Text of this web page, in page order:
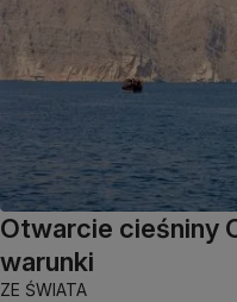
Otwarcie cieśniny
warunki
ZE ŚWIATA